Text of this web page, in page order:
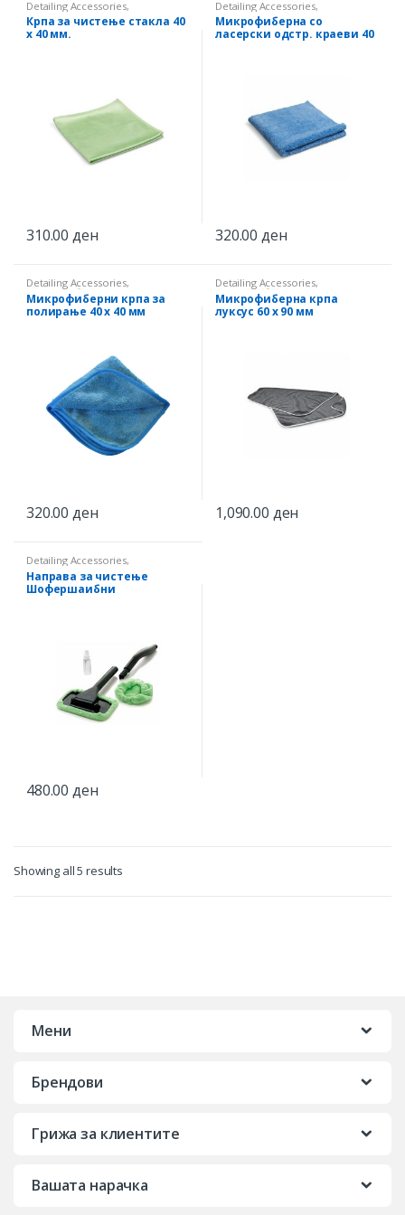
Detailing Accessories,
Микрофиберни крпи
Крпа за чистење стакла 40
х 40 мм.
310.00ден
Detailing Accessories,
Микрофиберни крпи
Микрофиберна со
ласерски одстр. краеви 40
320.00ден
Detailing Accessories,
Микрофиберни крпи
Микрофиберни крпа за
полирање 40 х 40 мм
320.00ден
Detailing Accessories,
Микрофиберни крпи
Микрофиберна крпа
луксус 60 х 90 мм
1,090.00 ден
Detailing Accessories,
Микрофиберни крпи
Направа за чистење
Шофершаибни
480.00ден
Showing all 5 results
Мени
Брендови
Грижа за клиентите
Вашата нарачка